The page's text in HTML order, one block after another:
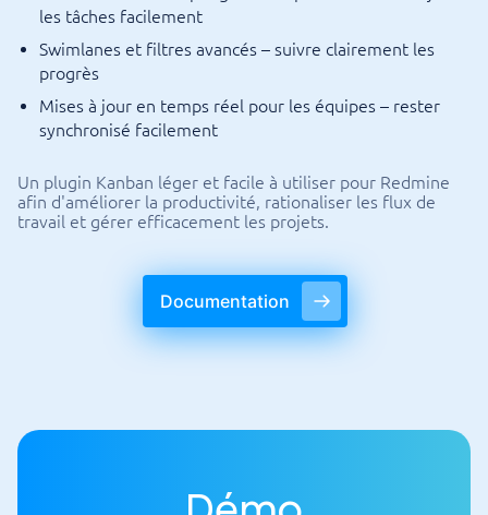
les tâches facilement
Swimlanes et filtres avancés – suivre clairement les
progrès
Mises à jour en temps réel pour les équipes – rester
synchronisé facilement
Un plugin Kanban léger et facile à utiliser pour Redmine
afin d'améliorer la productivité, rationaliser les flux de
travail et gérer efficacement les projets.
Documentation